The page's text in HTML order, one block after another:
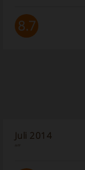
8.7
Juli 2014
“”